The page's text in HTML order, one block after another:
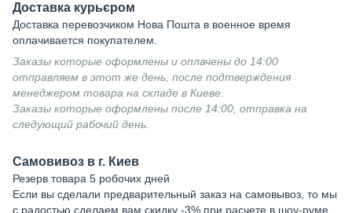
Доставка курьєром
Доставка перевозчиком Нова Пошта в военное время
оплачивается покупателем.
Заказы которые оформлены и оплачены до 14:00
отправляем в этот же день, после подтверждения
менеджером товара на складе в Киеве.
Заказы которые оформлены после 14:00, отправка на
следующий рабочий день.
Самовивоз в г. Киев
Резерв товара 5 робочих дней
Если вы сделали предварительный заказ на самовывоз, то мы
с радостью сделаем вам скидку -3% при расчете в шоу-руме.